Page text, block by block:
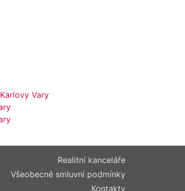
Vary
Realitní kanceláře
Všeobecné smluvní podmínky
Kontakty